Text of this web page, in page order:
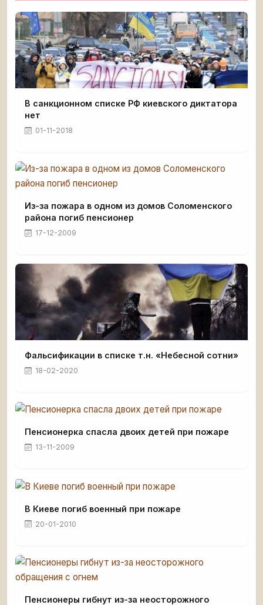
В санкционном списке РФ киевского диктатора
нет
01-11-2018
Из-за пожара в одном из домов Соломенского
района погиб пенсионер
17-12-2009
Фальсификации в списке т.н. «Небесной сотни»
18-02-2020
Пенсионерка спасла двоих детей при пожаре
13-11-2009
В Киеве погиб военный при пожаре
20-01-2010
Пенсионеры гибнут из-за неосторожного